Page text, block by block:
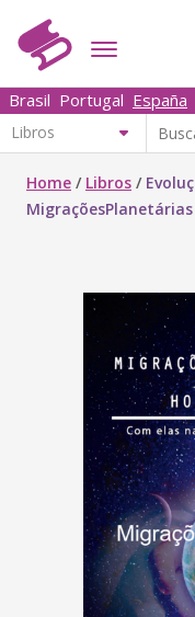
Brasil Portugal España
Home / Libros /
MigraçõesPlanetárias